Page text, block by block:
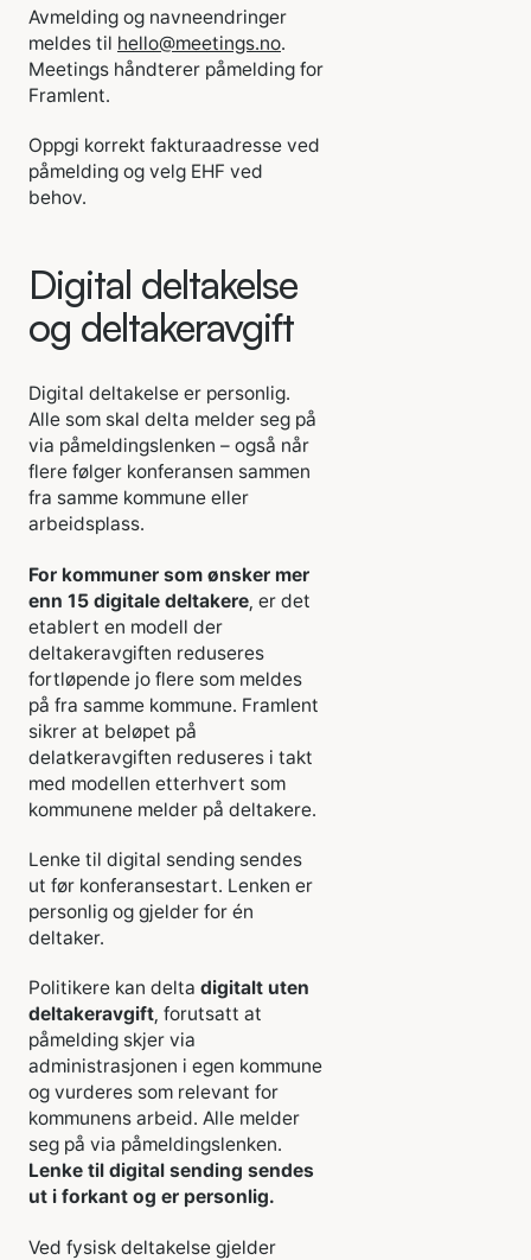
Avmelding og navneendringer
meldes til hello@meetings.no.
Meetings håndterer påmelding for
Framlent.
Oppgi korrekt fakturaadresse ved
påmelding og velg EHF ved
behov.
Digital deltakelse
og deltakeravgift
Digital deltakelse er personlig.
Alle som skal delta melder seg på
via påmeldingslenken – også når
flere følger konferansen sammen
fra samme kommune eller
arbeidsplass.
For kommuner som ønsker mer
enn 15 digitale deltakere , er det
etablert en modell der
deltakeravgiften reduseres
fortløpende jo flere som meldes
på fra samme kommune. Framlent
sikrer at beløpet på
delatkeravgiften reduseres i takt
med modellen etterhvert som
kommunene melder på deltakere.
Lenke til digital sending sendes
ut før konferansestart. Lenken er
personlig og gjelder for én
deltaker.
Politikere kan delta digitalt uten
deltakeravgift, forutsatt at
påmelding skjer via
administrasjonen i egen kommune
og vurderes som relevant for
kommunens arbeid. Alle melder
seg på via påmeldingslenken.
Lenke til digital sending sendes
ut i forkant og er personlig.
Ved fysisk deltakelse gjelder